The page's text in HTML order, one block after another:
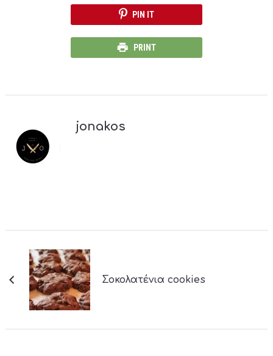
PIN IT
PRINT
jonakos
Σοκολατένια cookies